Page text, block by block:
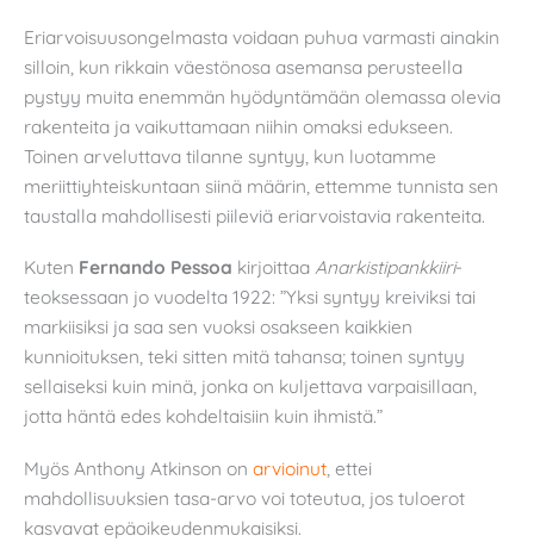
Eriarvoisuusongelmasta voidaan puhua varmasti ainakin
silloin, kun rikkain väestönosa asemansa perusteella
pystyy muita enemmän hyödyntämään olemassa olevia
rakenteita ja vaikuttamaan niihin omaksi edukseen.
Toinen arveluttava tilanne syntyy, kun luotamme
meriittiyhteiskuntaan siinä määrin, ettemme tunnista sen
taustalla mahdollisesti piileviä eriarvoistavia rakenteita.
Kuten Fernando Pessoa kirjoittaa Anarkistipankkiiri-
teoksessaan jo vuodelta 1922: ”Yksi syntyy kreiviksi tai
markiisiksi ja saa sen vuoksi osakseen kaikkien
kunnioituksen, teki sitten mitä tahansa; toinen syntyy
sellaiseksi kuin minä, jonka on kuljettava varpaisillaan,
jotta häntä edes kohdeltaisiin kuin ihmistä.”
Myös Anthony Atkinson on arvioinut , ettei
mahdollisuuksien tasa-arvo voi toteutua, jos tuloerot
kasvavat epäoikeudenmukaisiksi.